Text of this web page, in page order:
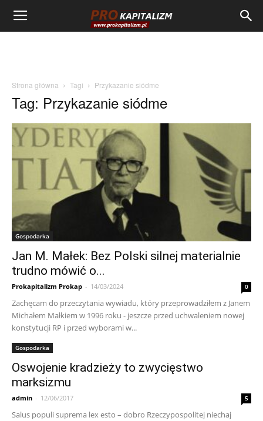
Strona główna Tagi Przykazanie siódme
Tag: Przykazanie siódme
Gospodarka
Jan M. Małek: Bez Polski silnej materialnie
trudno mówić o...
Prokapitalizm Prokap - 14/03/2024 0
Zachęcam do przeczytania wywiadu, który przeprowadziłem z Janem
Michałem Małkiem w 1996 roku - jeszcze przed uchwaleniem nowej
konstytucji RP i przed wyborami w...
Gospodarka
Oswojenie kradzieży to zwycięstwo
marksizmu
admin - 12/06/2017 5
Salus populi suprema lex esto – dobro Rzeczypospolitej niechaj